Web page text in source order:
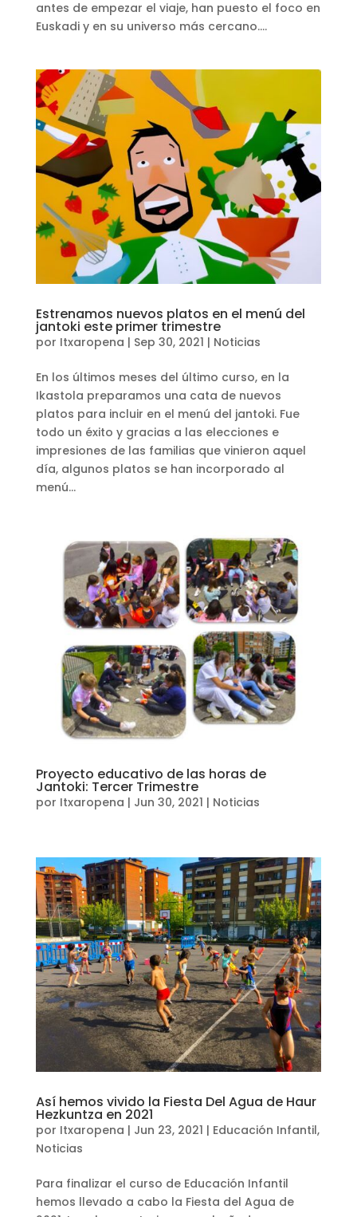
antes de empezar el viaje, han puesto el foco en
Euskadi y en su universo más cercano....
Estrenamos nuevos platos en el menú del
jantoki este primer trimestre
por Itxaropena | Sep 30, 2021 | Noticias
En los últimos meses del último curso, en la
Ikastola preparamos una cata de nuevos
platos para incluir en el menú del jantoki. Fue
todo un éxito y gracias a las elecciones e
impresiones de las familias que vinieron aquel
día, algunos platos se han incorporado al
menú...
Proyecto educativo de las horas de
Jantoki: Tercer Trimestre
por Itxaropena | Jun 30, 2021 | Noticias
Así hemos vivido la Fiesta Del Agua de Haur
Hezkuntza en 2021
por Itxaropena | Jun 23, 2021 | Educación Infantil,
Noticias
Para finalizar el curso de Educación Infantil
hemos llevado a cabo la Fiesta del Agua de